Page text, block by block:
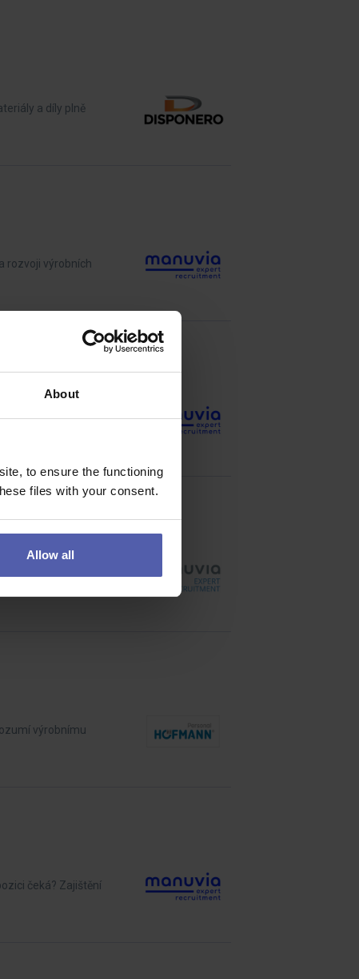
About
to ensure the functioning
files with your consent.
Allow all
a díly plně
rozvoji výrobních
pro přední
vyžaduje fyzická
výrobnímu
čeká? Zajištění